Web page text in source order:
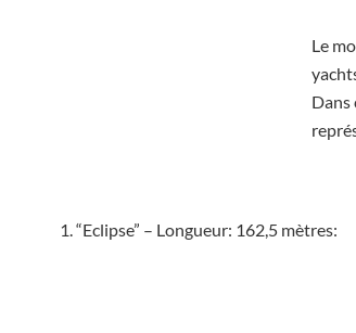
Le
Dans
“Eclipse” – Longueur: 162,5 mètres: